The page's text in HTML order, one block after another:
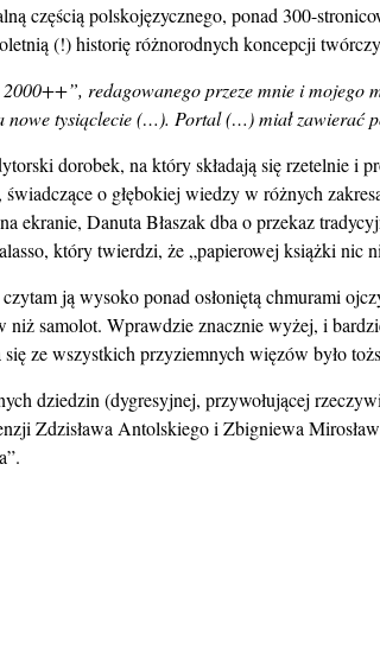
częścią polskojęzycznego, ponad 300-
(!) historię różnorodnych koncepcji
redagowanego przeze mnie i mojego
nowe tysiąclecie (…). Portal (…) miał
dorobek, na który składają się rzetelnie i
o głębokiej wiedzy w różnych
ekranie, Danuta Błaszak dba o przekaz
który twierdzi, że „papierowej książki nic
ją wysoko ponad osłoniętą chmurami
samolot. Wprawdzie znacznie wyżej, i
ze wszystkich przyziemnych więzów było
dziedzin (dygresyjnej, przywołującej
Zdzisława Antolskiego i Zbigniewa